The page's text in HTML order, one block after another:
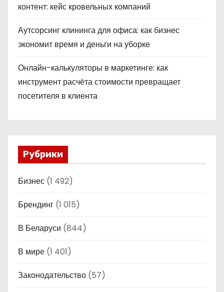
контент: кейс кровельных компаний
Аутсорсинг клининга для офиса: как бизнес
экономит время и деньги на уборке
Онлайн-калькуляторы в маркетинге: как
инструмент расчёта стоимости превращает
посетителя в клиента
Рубрики
Бизнес (1 492)
Брендинг (1 015)
В Беларуси (844)
В мире (1 401)
Законодательство (57)